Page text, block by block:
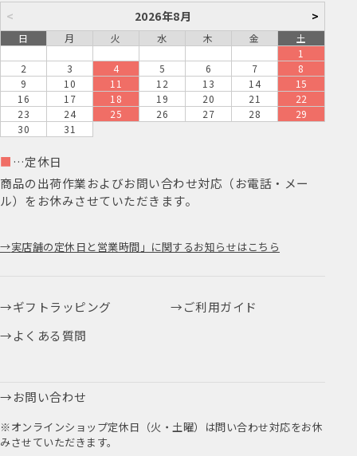
< 2026年8月 >
日 月 火 水 木 金
土
1
2
3 4 5 6 7
8
9
10 11 12 13 14
15
16
17 18 19 20 21
22
23
24 25 26 27 28
29
30
31
■ …定休日
商品の出荷作業およびお問い合わせ対応（お電話・メー
ル）をお休みさせていただきます。
実店舗の定休日と営業時間」に関するお知らせはこちら
ギフトラッピング
ご利用ガイド
よくある質問
お問い合わせ
※オンラインショップ定休日（火・土曜）は問い合わせ対応をお休
みさせていただきます。